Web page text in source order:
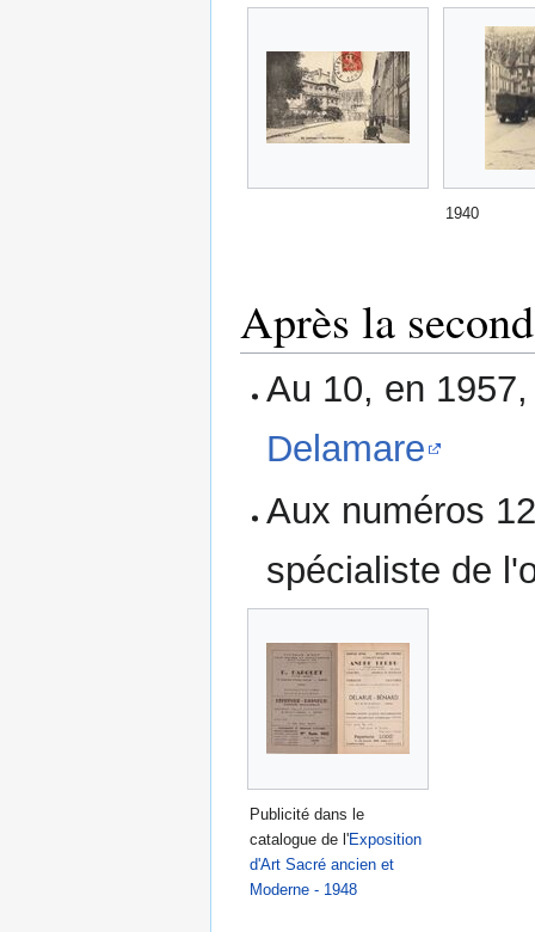
1940
Après la
Au 10, en
Delamare
Aux numéros
spécialiste de
Publicité dans le
catalogue de l'Exposition
d'Art Sacré ancien et
Moderne - 1948